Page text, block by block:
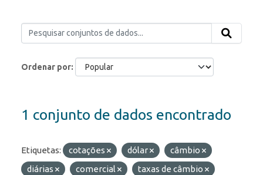
Ordenar por
1 conjunto de dados encontrado
Etiquetas: cotações dólar
câmbio
diárias
comercial
taxas de câmbio